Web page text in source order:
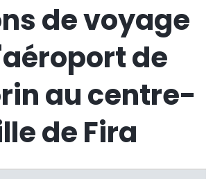
de voyage
de
au centre-
de Fira